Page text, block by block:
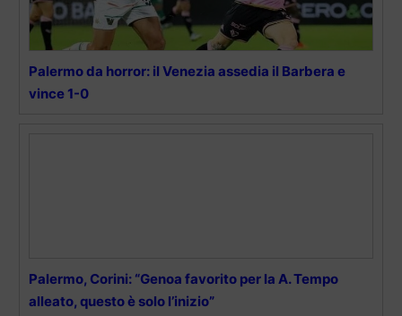
Palermo da horror: il Venezia assedia il Barbera e
vince 1-0
Palermo, Corini: “Genoa favorito per la A. Tempo
alleato, questo è solo l’inizio”